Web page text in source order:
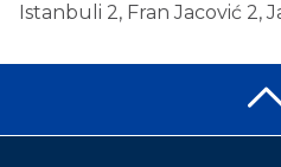
Istanbuli 2, Fran Jacović 2,